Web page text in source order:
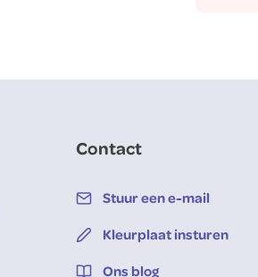
Contact
Stuur een e-mail
Kleurplaat insturen
Ons blog